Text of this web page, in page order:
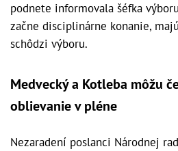
podnete informovala šéfka
začne disciplinárne konanie,
schôdzi výboru.
Medvecký a Kotleba môžu
oblievanie v pléne
Nezaradení poslanci Národnej